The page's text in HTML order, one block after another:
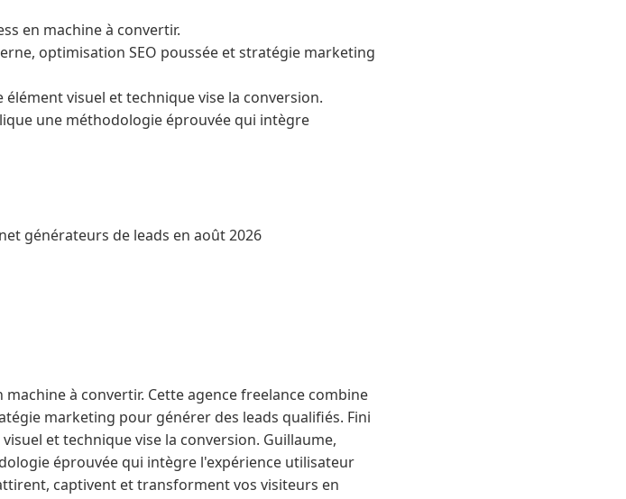
en machine à convertir.
optimisation SEO poussée et stratégie marketing
visuel et technique vise la conversion.
une méthodologie éprouvée qui intègre
à convertir. Cette agence freelance combine
marketing pour générer des leads qualifiés. Fini
et technique vise la conversion. Guillaume,
éprouvée qui intègre l'expérience utilisateur
captivent et transforment vos visiteurs en